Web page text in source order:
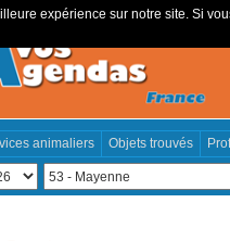
expérience sur notre site. Si
animaliers Objets trouvés